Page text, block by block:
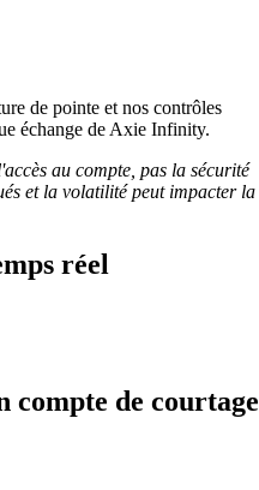
de pointe et nos contrôles
échange de Axie Infinity.
au compte, pas la sécurité
et la volatilité peut impacter la
réel
compte de courtage